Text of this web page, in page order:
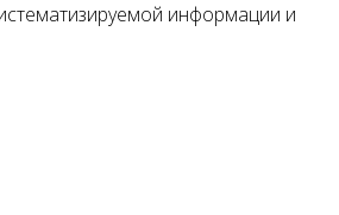
информации и